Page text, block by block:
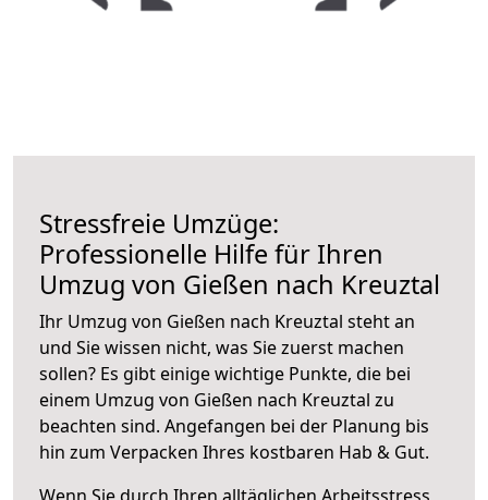
Stressfreie Umzüge:
Professionelle Hilfe für Ihren
Umzug von Gießen nach Kreuztal
Ihr Umzug von Gießen nach Kreuztal steht an
und Sie wissen nicht, was Sie zuerst machen
sollen? Es gibt einige wichtige Punkte, die bei
einem Umzug von Gießen nach Kreuztal zu
beachten sind. Angefangen bei der Planung bis
hin zum Verpacken Ihres kostbaren Hab & Gut.